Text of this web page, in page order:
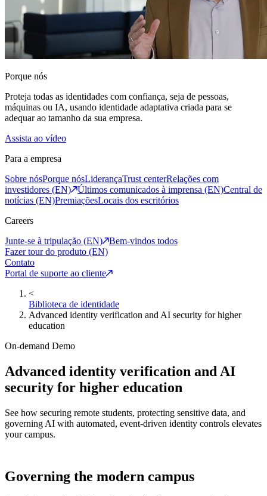
Porque nós
Proteja todas as identidades com confiança, seja de pessoas,
máquinas ou IA, usando identidade adaptativa criada para se
adequar ao tamanho da sua empresa.
Assista ao vídeo
Para a empresa
Sobre nósPorque nósLiderançaTrust centerRelações com
investidores (EN)
Últimos comunicados à imprensa (EN)Central de
notícias (EN)PremiaçõesLocais dos escritórios
Careers
Junte-se à tripulação (EN)
Bem-vindos todos
Fazer tour do produto (EN)
Contato
Portal de suporte ao cliente
<
Biblioteca de identidade
Advanced identity verification and AI security for higher
education
On-demand Demo
Advanced identity verification and AI
security for higher education
See how securing remote students, protecting sensitive data, and
governing AI with automated, event-driven identity controls elevates
your campus.
Governing the modern campus